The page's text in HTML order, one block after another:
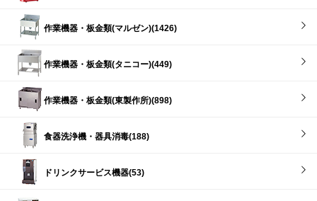
作業機器・板金類(マルゼン)(1426)
作業機器・板金類(タニコー)(449)
作業機器・板金類(東製作所)(898)
食器洗浄機・器具消毒(188)
ドリンクサービス機器(53)